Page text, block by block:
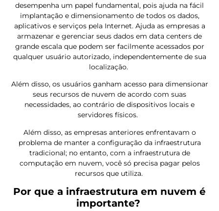
desempenha um papel fundamental, pois ajuda na fácil
implantação e dimensionamento de todos os dados,
aplicativos e serviços pela Internet. Ajuda as empresas a
armazenar e gerenciar seus dados em data centers de
grande escala que podem ser facilmente acessados por
qualquer usuário autorizado, independentemente de sua
localização.
Além disso, os usuários ganham acesso para dimensionar
seus recursos de nuvem de acordo com suas
necessidades, ao contrário de dispositivos locais e
servidores físicos.
Além disso, as empresas anteriores enfrentavam o
problema de manter a configuração da infraestrutura
tradicional; no entanto, com a infraestrutura de
computação em nuvem, você só precisa pagar pelos
recursos que utiliza.
Por que a infraestrutura em nuvem é
importante?